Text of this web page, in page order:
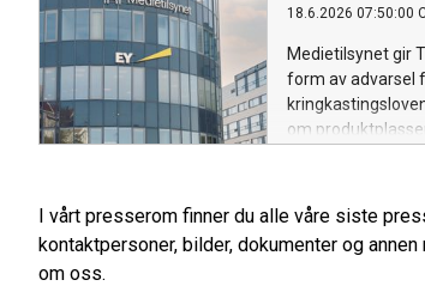
18.6.2026 07:50:00
Medietilsynet gir
form av advarsel
om
I vårt presserom finner du alle våre siste
kontaktpersoner, bilder, dokumenter og
om oss.